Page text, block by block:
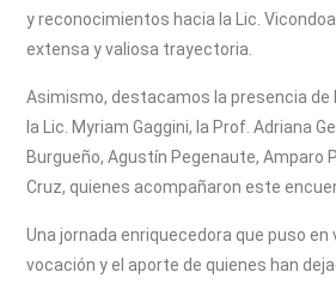
y reconocimientos hacia la Lic.
extensa y valiosa trayectoria.
Asimismo, destacamos la presencia de
la Lic. Myriam Gaggini, la Prof. Adriana
Burgueño, Agustín Pegenaute, Amparo
Cruz, quienes acompañaron este
Una jornada enriquecedora que puso en
vocación y el aporte de quienes han